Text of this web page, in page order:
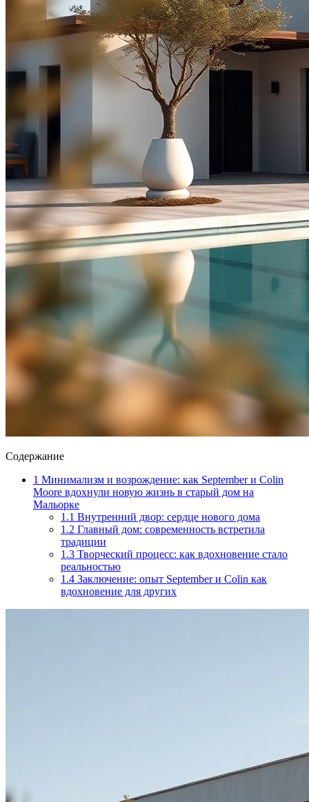
Содержание
1 Минимализм и возрождение: как September и Colin
Moore вдохнули новую жизнь в старый дом на
Мальорке
1.1 Внутренний двор: сердце нового дома
1.2 Главный дом: современность встретила
традиции
1.3 Творческий процесс: как вдохновение стало
реальностью
1.4 Заключение: опыт September и Colin как
вдохновение для других